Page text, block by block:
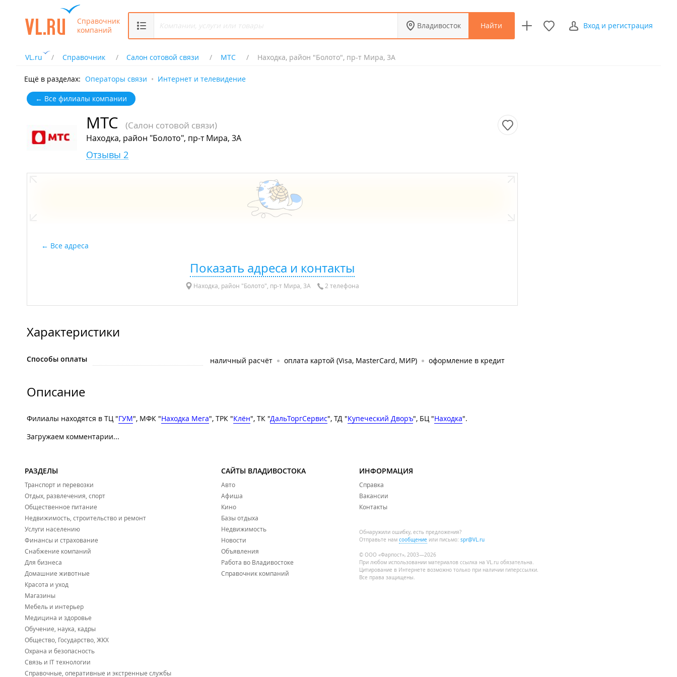
Справочник
компаний
Владивосток Найти Вход и регистрация
VL.ru Справочник Салон сотовой связи МТС Находка, район "Болото", пр-т Мира, 3А
Ещё в разделах: Операторы связи Интернет и телевидение
← Все филиалы компании
МТС (Салон сотовой связи)
Находка, район "Болото", пр-т Мира, 3А
Отзывы 2
Все адреса
Показать адреса и контакты
Находка, район "Болото", пр-т Мира, 3А 2 телефона
Характеристики
Способы оплаты наличный расчёт оплата картой (Visa, MasterCard, МИР) оформление в кредит
Описание
Филиалы находятся в ТЦ "ГУМ", МФК "Находка Мега", ТРК "Клён", ТК "ДальТоргСервис", ТД "Купеческий Дворъ", БЦ "Находка".
Загружаем комментарии...
РАЗДЕЛЫ
Транспорт и перевозки
Отдых, развлечения, спорт
Общественное питание
Недвижимость, строительство и ремонт
Услуги населению
Финансы и страхование
Снабжение компаний
Для бизнеса
Домашние животные
Красота и уход
Магазины
Мебель и интерьер
Медицина и здоровье
Обучение, наука, кадры
Общество, Государство, ЖКХ
Охрана и безопасность
Связь и IT технологии
Справочные, оперативные и экстренные службы
САЙТЫ ВЛАДИВОСТОКА
Авто
Афиша
Кино
Базы отдыха
Недвижимость
Новости
Объявления
Работа во Владивостоке
Справочник компаний
ИНФОРМАЦИЯ
Справка
Вакансии
Контакты
Обнаружили ошибку, есть предложения?
Отправьте нам сообщение или письмо: spr@VL.ru
© ООО «Фарпост», 2003—2026
При любом использовании материалов ссылка на VL.ru обязательна.
Цитирование в Интернете возможно только при наличии гиперссылки.
Все права защищены.